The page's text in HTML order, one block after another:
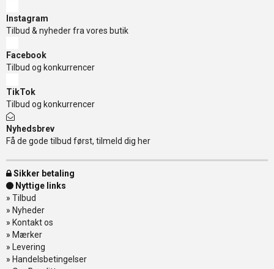
Instagram
Tilbud & nyheder fra vores butik
Facebook
Tilbud og konkurrencer
TikTok
Tilbud og konkurrencer
Nyhedsbrev
Få de gode tilbud først, tilmeld dig her
Sikker betaling
Nyttige links
» Tilbud
» Nyheder
» Kontakt os
» Mærker
» Levering
» Handelsbetingelser